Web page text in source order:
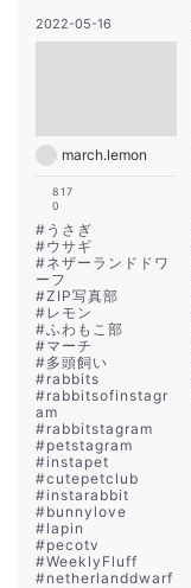
2022-05-16
march.lemon
817
0
# うさぎ
#ウサギ
#ネザーランドドワ
ーフ
#ZIP写真部
#レモン
#ふわもこ部
#マーチ
#多頭飼い
#rabbits
#rabbitsofinstagr
am
#rabbitstagram
#petstagram
#instapet
#cutepetclub
#instarabbit
#bunnylove
#lapin
#pecotv
#WeeklyFluff
#netherlanddwarf